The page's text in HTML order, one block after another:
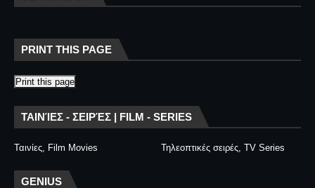
PRINT THIS PAGE
Print this page
ΤΑΙΝΊΕΣ - ΣΕΙΡΈΣ | FILM - SERIES
Ταινίες, Film Movies Τηλεοπτικές σειρές, TV Series
GENIUS